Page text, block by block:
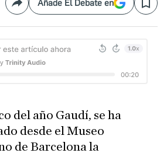
CompartirAñade El Debate en Save
del año Gaudí, se ha
desde el Museo
de Barcelona la